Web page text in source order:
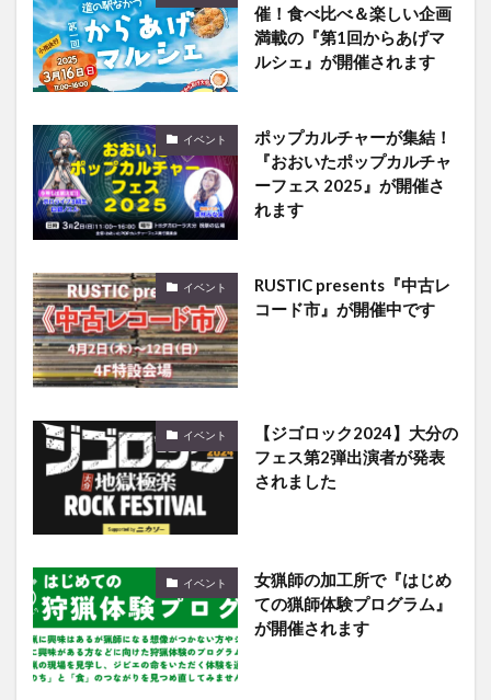
催！食べ比べ＆楽しい企画
満載の『第1回からあげマ
ルシェ』が開催されます
イベント
ポップカルチャーが集結！
『おおいたポップカルチャ
ーフェス 2025』が開催さ
れます
イベント
RUSTIC presents『中古レ
コード市』が開催中です
イベント
【ジゴロック2024】大分の
フェス第2弾出演者が発表
されました
イベント
女猟師の加工所で『はじめ
ての猟師体験プログラム』
が開催されます